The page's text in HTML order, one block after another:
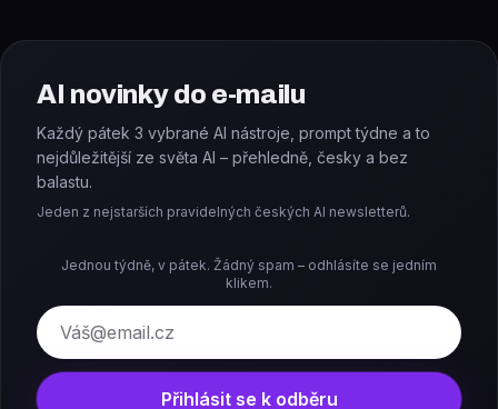
AI novinky do e-mailu
Každý pátek 3 vybrané AI nástroje, prompt týdne a to
nejdůležitější ze světa AI – přehledně, česky a bez
balastu.
Jeden z nejstarších pravidelných českých AI newsletterů.
Jednou týdně, v pátek. Žádný spam – odhlásíte se jedním
klikem.
E-mail
Přihlásit se k odběru